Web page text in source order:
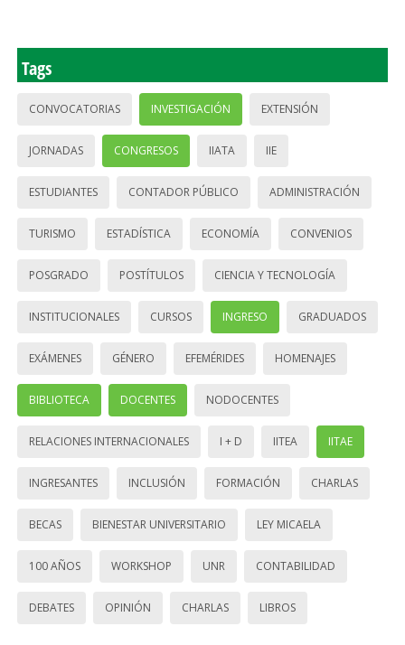
Tags
CONVOCATORIAS INVESTIGACIÓN EXTENSIÓN
JORNADAS CONGRESOS IIATA IIE
ESTUDIANTES CONTADOR PÚBLICO ADMINISTRACIÓN
TURISMO ESTADÍSTICA ECONOMÍA CONVENIOS
POSGRADO POSTÍTULOS CIENCIA Y TECNOLOGÍA
INSTITUCIONALES CURSOS INGRESO GRADUADOS
EXÁMENES GÉNERO EFEMÉRIDES HOMENAJES
BIBLIOTECA DOCENTES NODOCENTES
RELACIONES INTERNACIONALES I + D IITEA IITAE
INGRESANTES INCLUSIÓN FORMACIÓN CHARLAS
BECAS BIENESTAR UNIVERSITARIO LEY MICAELA
100 AÑOS WORKSHOP UNR CONTABILIDAD
DEBATES OPINIÓN CHARLAS LIBROS